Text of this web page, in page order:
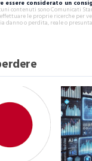
essere considerato un
contenuti sono Comunicati
le proprie ricerche per
danno o perdita, reale o